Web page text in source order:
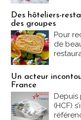
Des hôteliers-
des groupes
Pour
de
Un acteur
France
Depuis
(HCF)